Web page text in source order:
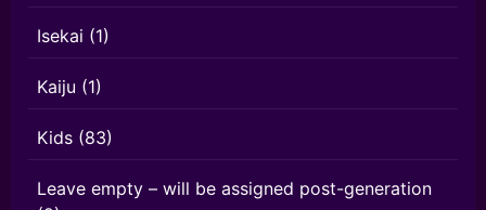
Isekai (1)
Kaiju (1)
Kids (83)
Leave empty – will be assigned post-generation